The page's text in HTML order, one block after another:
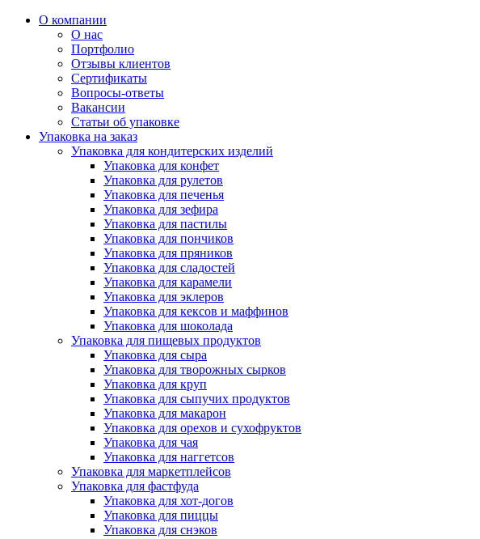
О компании
О нас
Портфолио
Отзывы клиентов
Сертификаты
Вопросы-ответы
Вакансии
Статьи об упаковке
Упаковка на заказ
Упаковка для кондитерских изделий
Упаковка для конфет
Упаковка для рулетов
Упаковка для печенья
Упаковка для зефира
Упаковка для пастилы
Упаковка для пончиков
Упаковка для пряников
Упаковка для сладостей
Упаковка для карамели
Упаковка для эклеров
Упаковка для кексов и маффинов
Упаковка для шоколада
Упаковка для пищевых продуктов
Упаковка для сыра
Упаковка для творожных сырков
Упаковка для круп
Упаковка для сыпучих продуктов
Упаковка для макарон
Упаковка для орехов и сухофруктов
Упаковка для чая
Упаковка для наггетсов
Упаковка для маркетплейсов
Упаковка для фастфуда
Упаковка для хот-догов
Упаковка для пиццы
Упаковка для снэков